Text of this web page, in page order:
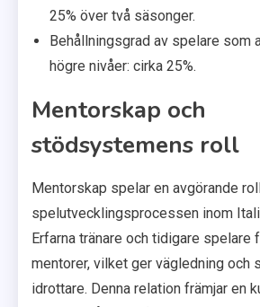
25% över två säsonger.
Behållningsgrad av spelare som
högre nivåer: cirka 25%.
Mentorskap och
stödsystemens roll
Mentorskap spelar en avgörande
spelutvecklingsprocessen inom
Erfarna tränare och tidigare spelare
mentorer, vilket ger vägledning och
idrottare. Denna relation främjar en